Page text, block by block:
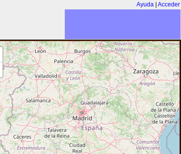
Ayuda Acceder